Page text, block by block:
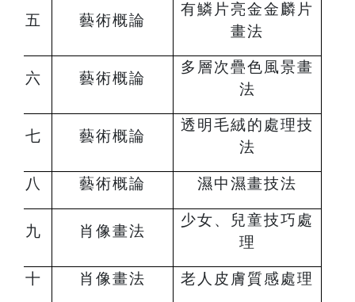
五 藝術概論
有鱗片亮金金麟片
畫法
六 藝術概論
多層次疊色風景畫
法
七 藝術概論
透明毛絨的處理技
法
八 藝術概論 濕中濕畫技法
九 肖像畫法
少女、兒童技巧處
理
十 肖像畫法 老人皮膚質感處理